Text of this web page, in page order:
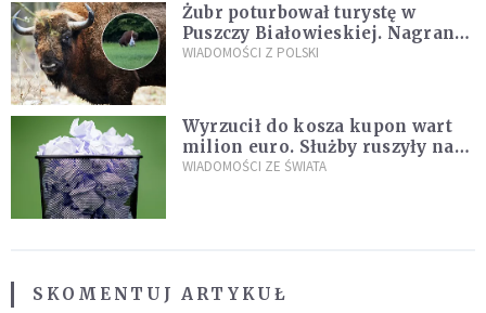
Żubr poturbował turystę w
Puszczy Białowieskiej. Nagranie
daje do myślenia
WIADOMOŚCI Z POLSKI
Wyrzucił do kosza kupon wart
milion euro. Służby ruszyły na
poszukiwania
WIADOMOŚCI ZE ŚWIATA
SKOMENTUJ ARTYKUŁ